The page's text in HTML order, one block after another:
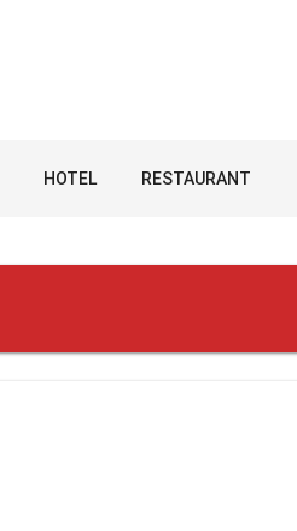
HOTEL RESTAURANT